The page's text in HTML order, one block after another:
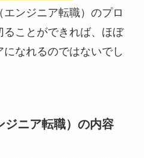
ンジニア転職）のプロ
ることができれば、ほぼ
なれるのではないでし
ジニア転職）の内容